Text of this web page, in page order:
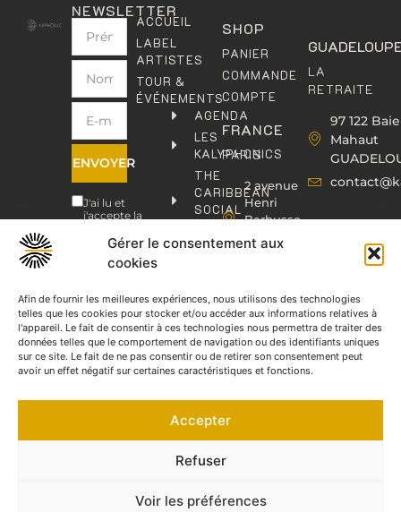
Gérer le consentement aux
cookies
Afin de fournir les meilleures expériences, nous utilisons des technologies
telles que les cookies pour stocker et/ou accéder aux informations relatives à
l'appareil. Le fait de consentir à ces technologies nous permettra de traiter des
données telles que le comportement de navigation ou des identifiants uniques
sur ce site. Le fait de ne pas consentir ou de retirer son consentement peut
avoir un effet négatif sur certaines caractéristiques et fonctions.
Accepter
Refuser
Voir les préférences
NEWSLETTER
ENVOYER
J'ai lu et
j'accepte la
confidentialité
ACCUEIL
LABEL
ARTISTES
TOUR &
ÉVÉNEMENTS
AGENDA
LES
KALYPHONICS
THE
CARIBBEAN
SOCIAL
KAFOLAB
ÉDITION
CONTACT
FRANCE
PARIS
2 avenue
Henri
Barbusse,
93000
BOBIGNY
06
76
46
08
60
77
03
SHOP
PANIER
COMMANDE
COMPTE
LA
RETRAITE
97 122 Baie
Mahaut
©2023 KAPHONIC RECORDS. Tous droits réservés.